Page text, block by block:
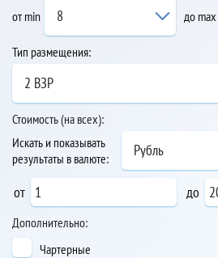
от min
8 до max
Тип размещения:
2 ВЗР
Стоимость (на всех):
Искать и показывать
результаты в валюте:
Рубль
от до
Дополнительно:
Чартерные